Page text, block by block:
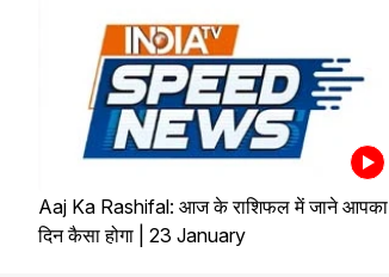
Aaj Ka Rashifal: आज के राशिफल में जाने आपका
दिन कैसा होगा | 23 January